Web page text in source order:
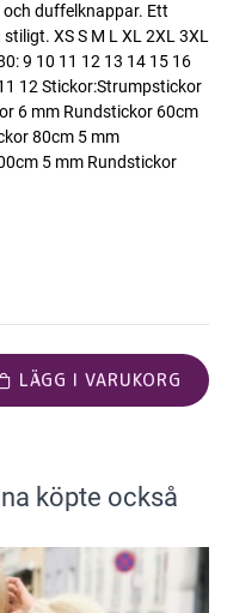
duffelknappar. Ett
XS S M L XL 2XL 3XL
9 10 11 12 13 14 15 16
12 Stickor:Strumpstickor
6 mm Rundstickor 60cm
80cm 5 mm
5 mm Rundstickor
LÄGG I VARUKORG
köpte också